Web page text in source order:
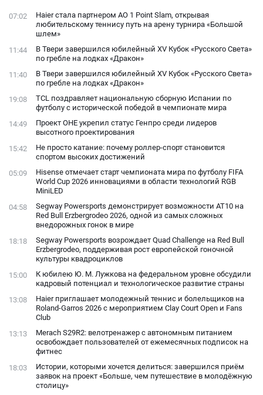
фанатами
07:02
Haier стала партнером AO 1 Point Slam, открывая
любительскому теннису путь на арену турнира «Большой
шлем»
11:44
В Твери завершился юбилейный XV Кубок «Русского Света»
по гребле на лодках «Дракон»
11:40
В Твери завершился юбилейный XV Кубок «Русского Света»
по гребле на лодках «Дракон»
19:08
TCL поздравляет национальную сборную Испании по
футболу с исторической победой в чемпионате мира
14:49
Проект ОНЕ укрепил статус Генпро среди лидеров
высотного проектирования
15:42
Не просто катание: почему роллер-спорт становится
спортом высоких достижений
05:09
Hisense отмечает старт чемпионата мира по футболу FIFA
World Cup 2026 инновациями в области технологий RGB
MiniLED
04:58
Segway Powersports демонстрирует возможности AT10 на
Red Bull Erzbergrodeo 2026, одной из самых сложных
внедорожных гонок в мире
18:18
Segway Powersports возрождает Quad Challenge на Red Bull
Erzbergrodeo, поддерживая рост европейской гоночной
культуры квадроциклов
15:00
К юбилею Ю. М. Лужкова на федеральном уровне обсудили
кадровый потенциал и технологическое развитие страны
13:08
Haier приглашает молодежный теннис и болельщиков на
Roland-Garros 2026 с мероприятием Clay Court Open и Fans
Club
13:13
Merach S29R2: велотренажер с автономным питанием
освобождает пользователей от ежемесячных подписок на
фитнес
18:03
Истории, которыми хочется делиться: завершился приём
заявок на проект «Больше, чем путешествие в молодёжную
столицу»